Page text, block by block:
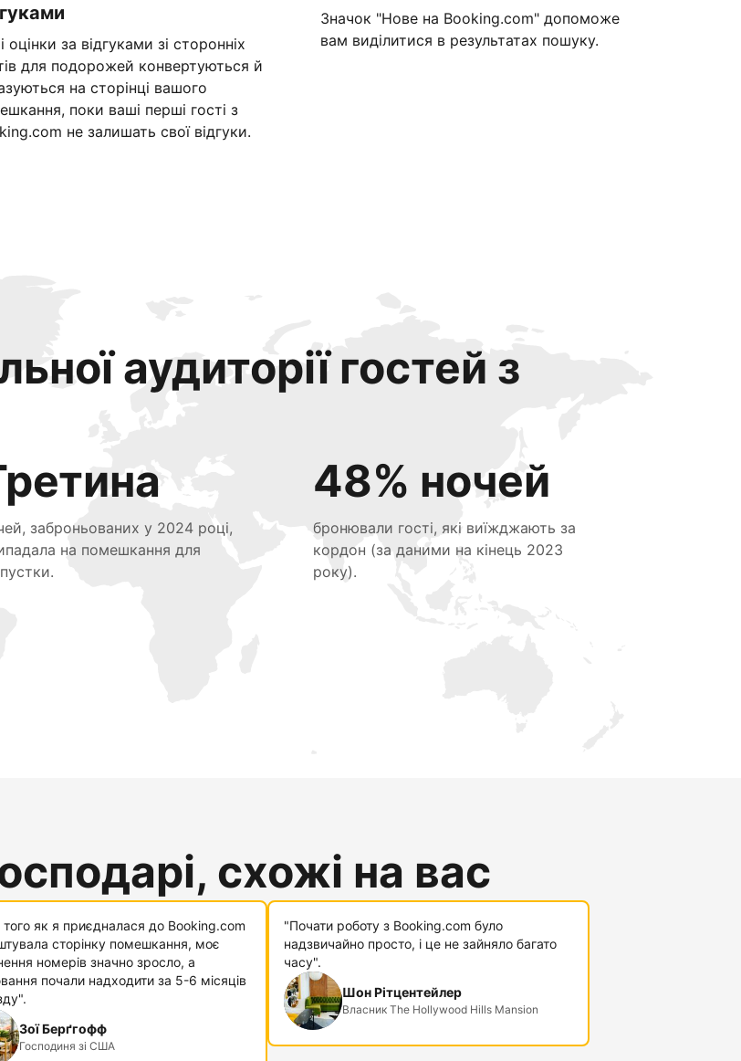
оцінки за відгуками зі сторонніх
для подорожей конвертуються й
на сторінці вашого
поки ваші перші гості з
не залишать свої відгуки.
Значок "Нове на Booking.com" допоможе
вам виділитися в результатах пошуку.
аудиторії гостей з
заброньованих у 2024 році,
на помешкання для
48% ночей
бронювали гості, які виїжджають за
кордон (за даними на кінець 2023
року).
схожі на вас
того як я приєдналася до Booking.com
сторінку помешкання, моє
номерів значно зросло, а
почали надходити за 5-6 місяців
Зої Берґгофф
Господиня зі США
"Почати роботу з Booking.com було
надзвичайно просто, і це не зайняло багато
часу".
Шон Рітцентейлер
Власник The Hollywood Hills Mansion